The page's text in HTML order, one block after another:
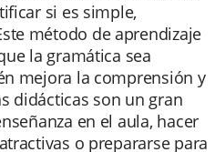
si es simple,
método de aprendizaje
la gramática sea
mejora la comprensión y
didácticas son un gran
en el aula, hacer
o prepararse para